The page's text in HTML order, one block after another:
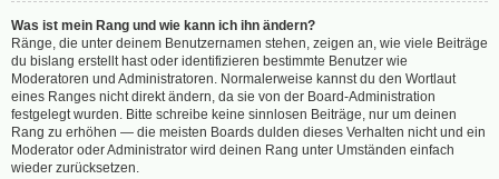
Was ist mein Rang und wie kann ich ihn ändern?
Ränge, die unter deinem Benutzernamen stehen, zeigen an, wie viele Beiträge
du bislang erstellt hast oder identifizieren bestimmte Benutzer wie
Moderatoren und Administratoren. Normalerweise kannst du den Wortlaut
eines Ranges nicht direkt ändern, da sie von der Board-Administration
festgelegt wurden. Bitte schreibe keine sinnlosen Beiträge, nur um deinen
Rang zu erhöhen — die meisten Boards dulden dieses Verhalten nicht und ein
Moderator oder Administrator wird deinen Rang unter Umständen einfach
wieder zurücksetzen.